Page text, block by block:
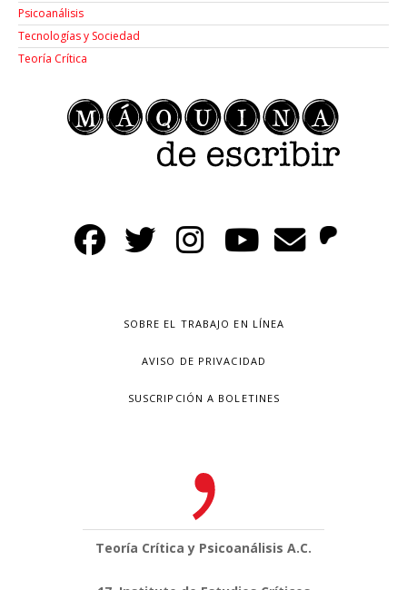
Psicoanálisis
Tecnologías y Sociedad
Teoría Crítica
SOBRE EL TRABAJO EN LÍNEA
AVISO DE PRIVACIDAD
SUSCRIPCIÓN A BOLETINES
Teoría Crítica y Psicoanálisis A.C.